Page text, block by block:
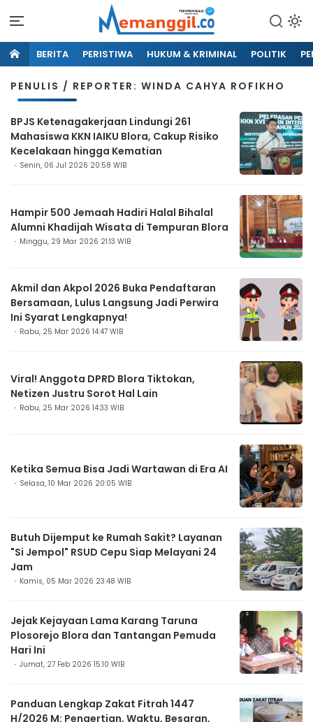
BERITA PERISTIWA HUKUM & KRIMINAL POLITIK
PENULIS / REPORTER: WINDA CAHYA ROFIKHO
BPJS Ketenagakerjaan Lindungi 261
Mahasiswa KKN IAIKU Blora, Cakup Risiko
Kecelakaan hingga Kematian
Senin, 06 Jul 2026 20:58 WIB
Hampir 500 Jemaah Hadiri Halal Bihalal
Alumni Khadijah Wisata di Tempuran Blora
Minggu, 29 Mar 2026 21:13 WIB
Akmil dan Akpol 2026 Buka Pendaftaran
Bersamaan, Lulus Langsung Jadi Perwira
Ini Syarat Lengkapnya!
Rabu, 25 Mar 2026 14:47 WIB
Viral! Anggota DPRD Blora Tiktokan,
Netizen Justru Sorot Hal Lain
Rabu, 25 Mar 2026 14:33 WIB
Ketika Semua Bisa Jadi Wartawan di Era AI
Selasa, 10 Mar 2026 20:05 WIB
Butuh Dijemput ke Rumah Sakit? Layanan
"Si Jempol" RSUD Cepu Siap Melayani 24
Jam
Kamis, 05 Mar 2026 23:48 WIB
Jejak Kejayaan Lama Karang Taruna
Plosorejo Blora dan Tantangan Pemuda
Hari Ini
Jumat, 27 Feb 2026 15:10 WIB
Panduan Lengkap Zakat Fitrah 1447
H/2026 M: Pengertian, Waktu, Besaran,